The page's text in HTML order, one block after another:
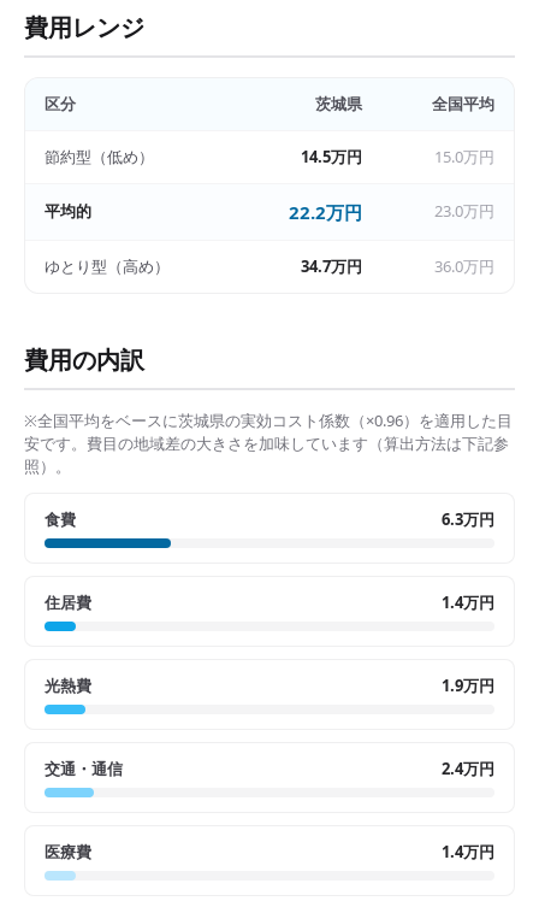
費用レンジ
区分 茨城県 全国平均
節約型（低め） 14.5万円 15.0万円
平均的 22.2万円 23.0万円
ゆとり型（高め） 34.7万円 36.0万円
費用の内訳
※全国平均をベースに茨城県の実効コスト係数（×0.96）を適用した目
安です。費目の地域差の大きさを加味しています（算出方法は下記参
照）。
食費 6.3万円
住居費 1.4万円
光熱費 1.9万円
交通・通信 2.4万円
医療費 1.4万円